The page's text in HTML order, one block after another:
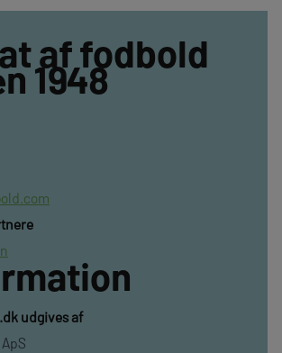
af fodbold
1948
udgives af